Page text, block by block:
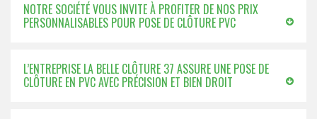
NOTRE SOCIÉTÉ VOUS INVITE À PROFITER DE NOS PRIX
PERSONNALISABLES POUR POSE DE CLÔTURE PVC
L’ENTREPRISE LA BELLE CLÔTURE 37 ASSURE UNE POSE DE
CLÔTURE EN PVC AVEC PRÉCISION ET BIEN DROIT